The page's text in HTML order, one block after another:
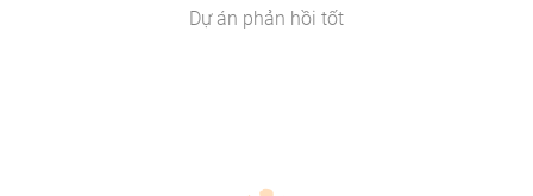
Dự án phản hồi tốt